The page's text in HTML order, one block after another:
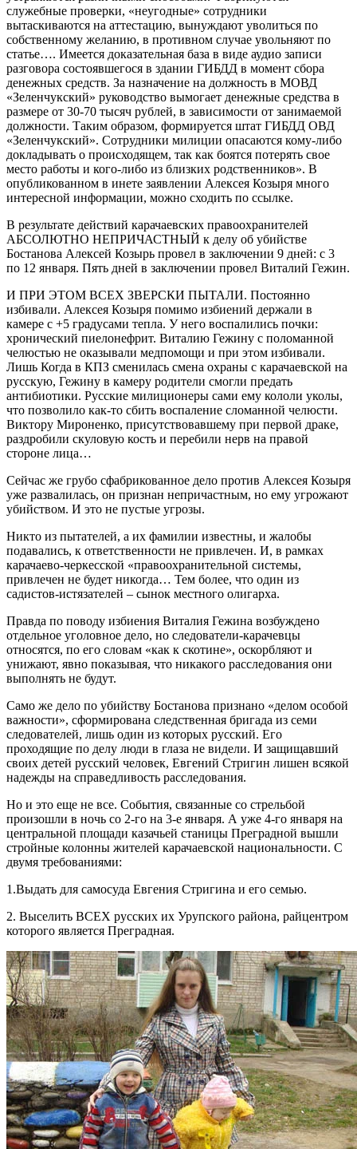
служебные проверки, «неугодные» сотрудники
вытаскиваются на аттестацию, вынуждают уволиться по
собственному желанию, в противном случае увольняют по
статье…. Имеется доказательная база в виде аудио записи
разговора состоявшегося в здании ГИБДД в момент сбора
денежных средств. За назначение на должность в МОВД
«Зеленчукский» руководство вымогает денежные средства в
размере от 30-70 тысяч рублей, в зависимости от занимаемой
должности. Таким образом, формируется штат ГИБДД ОВД
«Зеленчукский». Сотрудники милиции опасаются кому-либо
докладывать о происходящем, так как боятся потерять свое
место работы и кого-либо из близких родственников». В
опубликованном в инете заявлении Алексея Козыря много
интересной информации, можно сходить по ссылке.
В результате действий карачаевских правоохранителей
АБСОЛЮТНО НЕПРИЧАСТНЫЙ к делу об убийстве
Бостанова Алексей Козырь провел в заключении 9 дней: с 3
по 12 января. Пять дней в заключении провел Виталий Гежин.
И ПРИ ЭТОМ ВСЕХ ЗВЕРСКИ ПЫТАЛИ. Постоянно
избивали. Алексея Козыря помимо избиений держали в
камере с +5 градусами тепла. У него воспалились почки:
хронический пиелонефрит. Виталию Гежину с поломанной
челюстью не оказывали медпомощи и при этом избивали.
Лишь Когда в КПЗ сменилась смена охраны с карачаевской на
русскую, Гежину в камеру родители смогли предать
антибиотики. Русские милиционеры сами ему кололи уколы,
что позволило как-то сбить воспаление сломанной челюсти.
Виктору Мироненко, присутствовавшему при первой драке,
раздробили скуловую кость и перебили нерв на правой
стороне лица…
Сейчас же грубо сфабрикованное дело против Алексея Козыря
уже развалилась, он признан непричастным, но ему угрожают
убийством. И это не пустые угрозы.
Никто из пытателей, а их фамилии известны, и жалобы
подавались, к ответственности не привлечен. И, в рамках
карачаево-черкесской «правоохранительной системы,
привлечен не будет никогда… Тем более, что один из
садистов-истязателей – сынок местного олигарха.
Правда по поводу избиения Виталия Гежина возбуждено
отдельное уголовное дело, но следователи-карачевцы
относятся, по его словам «как к скотине», оскорбляют и
унижают, явно показывая, что никакого расследования они
выполнять не будут.
Само же дело по убийству Бостанова признано «делом особой
важности», сформирована следственная бригада из семи
следователей, лишь один из которых русский. Его
проходящие по делу люди в глаза не видели. И защищавший
своих детей русский человек, Евгений Стригин лишен всякой
надежды на справедливость расследования.
Но и это еще не все. События, связанные со стрельбой
произошли в ночь со 2-го на 3-е января. А уже 4-го января на
центральной площади казачьей станицы Преградной вышли
стройные колонны жителей карачаевской национальности. С
двумя требованиями:
1.Выдать для самосуда Евгения Стригина и его семью.
2. Выселить ВСЕХ русских их Урупского района, райцентром
которого является Преградная.